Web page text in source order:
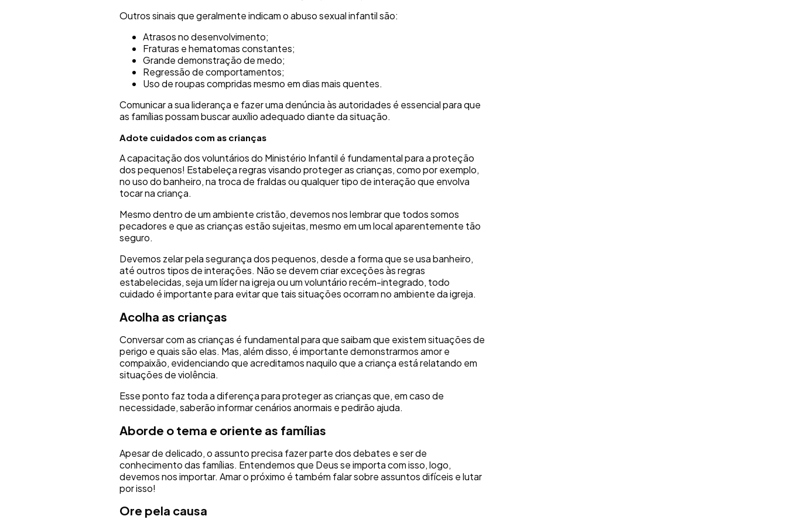
Outros sinais que geralmente indicam o abuso sexual infantil são:
Atrasos no desenvolvimento;
Fraturas e hematomas constantes;
Grande demonstração de medo;
Regressão de comportamentos;
Uso de roupas compridas mesmo em dias mais quentes.
Comunicar a sua liderança e fazer uma denúncia às autoridades é essencial para que
as famílias possam buscar auxílio adequado diante da situação.
Adote cuidados com as crianças
A capacitação dos voluntários do Ministério Infantil é fundamental para a proteção
dos pequenos! Estabeleça regras visando proteger as crianças, como por exemplo,
no uso do banheiro, na troca de fraldas ou qualquer tipo de interação que envolva
tocar na criança.
Mesmo dentro de um ambiente cristão, devemos nos lembrar que todos somos
pecadores e que as crianças estão sujeitas, mesmo em um local aparentemente tão
seguro.
Devemos zelar pela segurança dos pequenos, desde a forma que se usa banheiro,
até outros tipos de interações. Não se devem criar exceções às regras
estabelecidas, seja um líder na igreja ou um voluntário recém-integrado, todo
cuidado é importante para evitar que tais situações ocorram no ambiente da igreja.
Acolha as crianças
Conversar com as crianças é fundamental para que saibam que existem situações de
perigo e quais são elas. Mas, além disso, é importante demonstrarmos amor e
compaixão, evidenciando que acreditamos naquilo que a criança está relatando em
situações de violência.
Esse ponto faz toda a diferença para proteger as crianças que, em caso de
necessidade, saberão informar cenários anormais e pedirão ajuda.
Aborde o tema e oriente as famílias
Apesar de delicado, o assunto precisa fazer parte dos debates e ser de
conhecimento das famílias. Entendemos que Deus se importa com isso, logo,
devemos nos importar. Amar o próximo é também falar sobre assuntos difíceis e lutar
por isso!
Ore pela causa